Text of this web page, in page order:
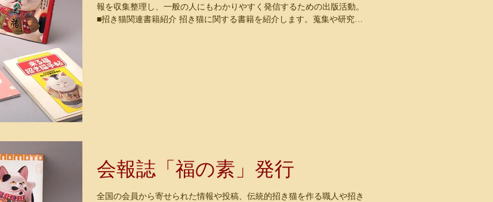
報を収集整理し、一般の人にもわかりやすく発信するための出版活動。
■招き猫関連書籍紹介 招き猫に関する書籍を紹介します。蒐集や研究の
会報誌「福の素」発行
全国の会員から寄せられた情報や投稿、伝統的招き猫を作る職人や招き